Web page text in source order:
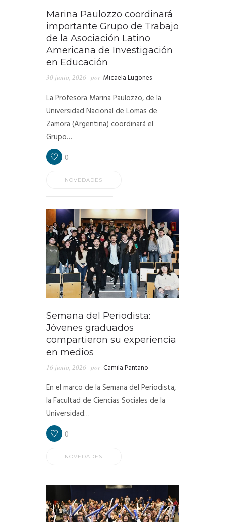
Marina Paulozzo coordinará
importante Grupo de Trabajo
de la Asociación Latino
Americana de Investigación
en Educación
30 junio, 2026 por Micaela Lugones
La Profesora Marina Paulozzo, de la
Universidad Nacional de Lomas de
Zamora (Argentina) coordinará el
Grupo…
0
NOVEDADES
Semana del Periodista:
Jóvenes graduados
compartieron su experiencia
en medios
16 junio, 2026 por Camila Pantano
En el marco de la Semana del Periodista,
la Facultad de Ciencias Sociales de la
Universidad…
0
NOVEDADES